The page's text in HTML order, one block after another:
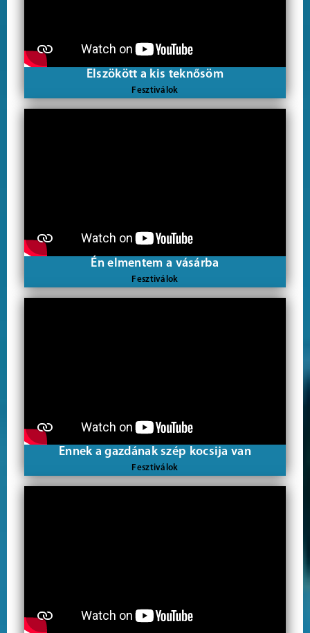
Elszökött a kis teknősöm
Fesztiválok
Én elmentem a vásárba
Fesztiválok
Ennek a gazdának szép kocsija van
Fesztiválok